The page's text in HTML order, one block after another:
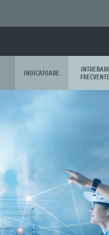
INDICATOARE
INTREBARI
FRECVENTE